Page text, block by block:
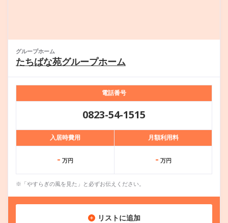
グループホーム
たちばな苑グループホーム
電話番号
0823-54-1515
入居時費用 月額利用料
- 万円 - 万円
※「やすらぎの風を見た」と必ずお伝えください。
リストに追加